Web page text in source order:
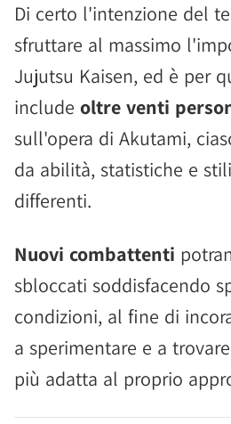
Di certo l'intenzione del
sfruttare al massimo
Jujutsu Kaisen, ed è per
include oltre venti
sull'opera di Akutami,
da abilità, statistiche e
differenti.
Nuovi combattenti
sbloccati soddisfacendo
condizioni, al fine di
a sperimentare e a
più adatta al proprio